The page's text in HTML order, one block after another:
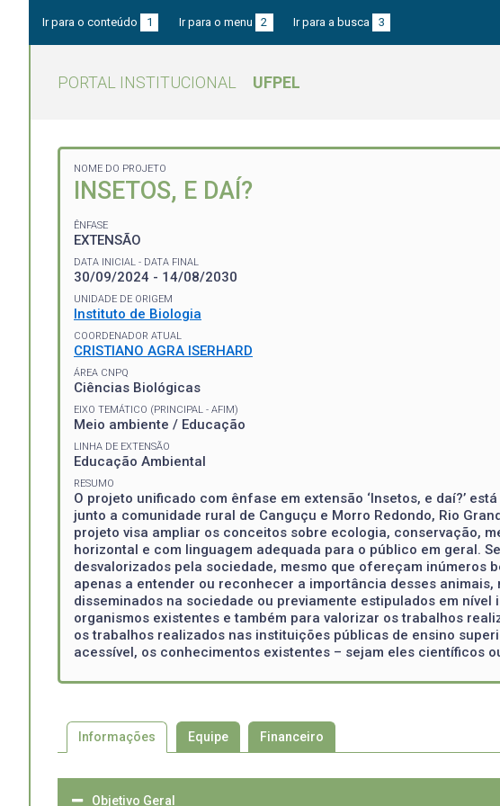
Ir para o conteúdo 1 Ir para o menu 2 Ir para a busca 3
PORTAL INSTITUCIONAL UFPEL
NOME DO PROJETO
INSETOS, E DAÍ?
ÊNFASE
EXTENSÃO
DATA INICIAL - DATA FINAL
30/09/2024 - 14/08/2030
UNIDADE DE ORIGEM
Instituto de Biologia
COORDENADOR ATUAL
CRISTIANO AGRA ISERHARD
ÁREA CNPQ
Ciências Biológicas
EIXO TEMÁTICO (PRINCIPAL - AFIM)
Meio ambiente / Educação
LINHA DE EXTENSÃO
Educação Ambiental
RESUMO
O projeto unificado com ênfase em extensão ‘Insetos, e daí?’
junto a comunidade rural de Canguçu e Morro Redondo, Rio
projeto visa ampliar os conceitos sobre ecologia, conservação,
horizontal e com linguagem adequada para o público em geral.
desvalorizados pela sociedade, mesmo que ofereçam inúmeros
apenas a entender ou reconhecer a importância desses
disseminados na sociedade ou previamente estipulados em
organismos existentes e também para valorizar os trabalhos
os trabalhos realizados nas instituições públicas de ensino
acessível, os conhecimentos existentes – sejam eles científicos
Informações Equipe Financeiro
Objetivo Geral